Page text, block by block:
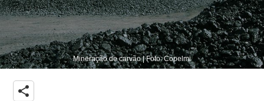
Mineração de carvão | Foto: Copelmi
share